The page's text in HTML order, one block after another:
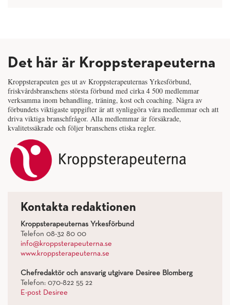
Det här är Kroppsterapeuterna
Kroppsterapeuten ges ut av Kroppsterapeuternas Yrkesförbund,
friskvårdsbranschens största förbund med cirka 4 500 medlemmar
verksamma inom behandling, träning, kost och coaching. Några av
förbundets viktigaste uppgifter är att synliggöra våra medlemmar och att
driva viktiga branschfrågor. Alla medlemmar är försäkrade,
kvalitetssäkrade och följer branschens etiska regler.
Kontakta redaktionen
Kroppsterapeuternas Yrkesförbund
Telefon 08-32 80 00
info@kroppsterapeuterna.se
www.kroppsterapeuterna.se
Chefredaktör och ansvarig utgivare Desiree Blomberg
Telefon: 070-822 55 22
E-post Desiree